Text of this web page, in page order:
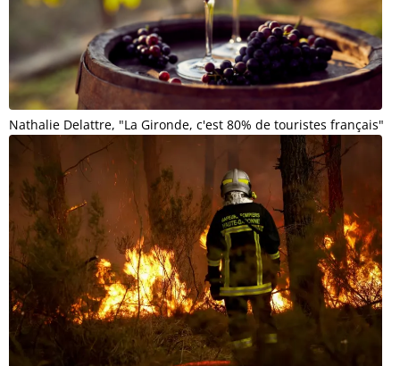
Nathalie Delattre, "La Gironde, c'est 80% de touristes français"